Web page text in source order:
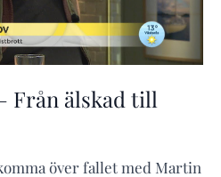
Från älskad till
över fallet med Martin